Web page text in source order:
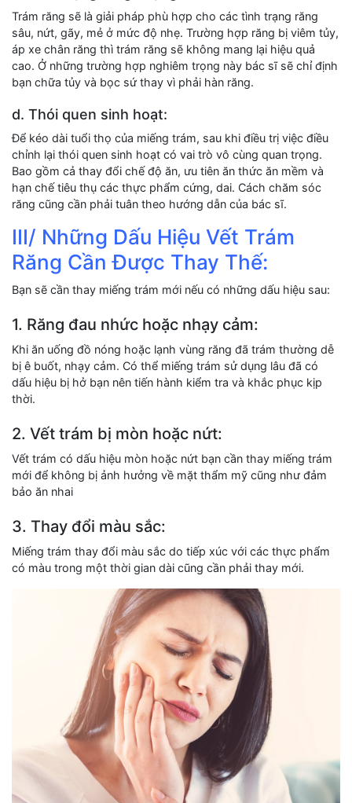
Trám răng sẽ là giải pháp phù hợp cho các tình trạng răng
sâu, nứt, gãy, mẻ ở mức độ nhẹ. Trường hợp răng bị viêm tủy,
áp xe chân răng thì trám răng sẽ không mang lại hiệu quả
cao. Ở những trường hợp nghiêm trọng này bác sĩ sẽ chỉ định
bạn chữa tủy và bọc sứ thay vì phải hàn răng.
d. Thói quen sinh hoạt:
Để kéo dài tuổi thọ của miếng trám, sau khi điều trị việc điều
chỉnh lại thói quen sinh hoạt có vai trò vô cùng quan trọng.
Bao gồm cả thay đổi chế độ ăn, ưu tiên ăn thức ăn mềm và
hạn chế tiêu thụ các thực phẩm cứng, dai. Cách chăm sóc
răng cũng cần phải tuân theo hướng dẫn của bác sĩ.
III/ Những Dấu Hiệu Vết Trám
Răng Cần Được Thay Thế:
Bạn sẽ cần thay miếng trám mới nếu có những dấu hiệu sau:
1. Răng đau nhức hoặc nhạy cảm:
Khi ăn uống đồ nóng hoặc lạnh vùng răng đã trám thường dễ
bị ê buốt, nhạy cảm. Có thể miếng trám sử dụng lâu đã có
dấu hiệu bị hở bạn nên tiến hành kiểm tra và khắc phục kịp
thời.
2. Vết trám bị mòn hoặc nứt:
Vết trám có dấu hiệu mòn hoặc nứt bạn cần thay miếng trám
mới để không bị ảnh hưởng về mặt thẩm mỹ cũng như đảm
bảo ăn nhai
3. Thay đổi màu sắc:
Miếng trám thay đổi màu sắc do tiếp xúc với các thực phẩm
có màu trong một thời gian dài cũng cần phải thay mới.